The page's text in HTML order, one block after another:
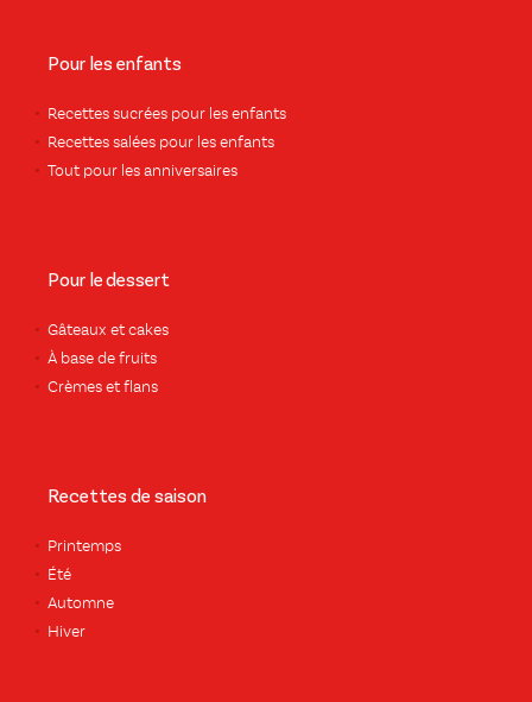
Pour les enfants
Recettes sucrées pour les enfants
Recettes salées pour les enfants
Tout pour les anniversaires
Pour le dessert
Gâteaux et cakes
À base de fruits
Crèmes et flans
Recettes de saison
Printemps
Été
Automne
Hiver